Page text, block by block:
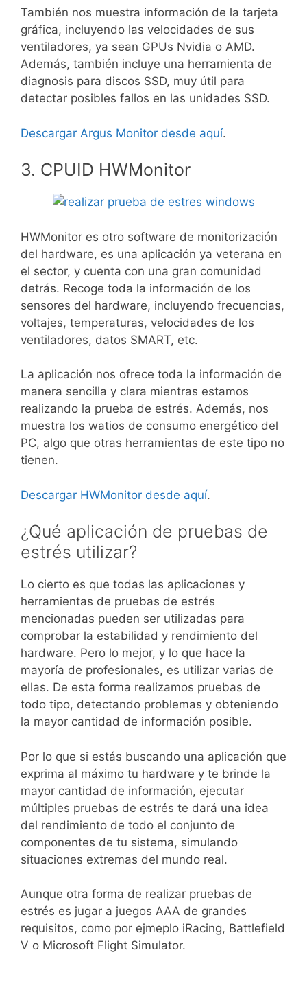
También nos muestra información de la tarjeta
gráfica, incluyendo las velocidades de sus
ventiladores, ya sean GPUs Nvidia o AMD.
Además, también incluye una herramienta de
diagnosis para discos SSD, muy útil para
detectar posibles fallos en las unidades SSD.
Descargar Argus Monitor desde aquí.
3. CPUID HWMonitor
HWMonitor es otro software de monitorización
del hardware, es una aplicación ya veterana en
el sector, y cuenta con una gran comunidad
detrás. Recoge toda la información de los
sensores del hardware, incluyendo frecuencias,
voltajes, temperaturas, velocidades de los
ventiladores, datos SMART, etc.
La aplicación nos ofrece toda la información de
manera sencilla y clara mientras estamos
realizando la prueba de estrés. Además, nos
muestra los watios de consumo energético del
PC, algo que otras herramientas de este tipo no
tienen.
Descargar HWMonitor desde aquí.
¿Qué aplicación de pruebas de
estrés utilizar?
Lo cierto es que todas las aplicaciones y
herramientas de pruebas de estrés
mencionadas pueden ser utilizadas para
comprobar la estabilidad y rendimiento del
hardware. Pero lo mejor, y lo que hace la
mayoría de profesionales, es utilizar varias de
ellas. De esta forma realizamos pruebas de
todo tipo, detectando problemas y obteniendo
la mayor cantidad de información posible.
Por lo que si estás buscando una aplicación que
exprima al máximo tu hardware y te brinde la
mayor cantidad de información, ejecutar
múltiples pruebas de estrés te dará una idea
del rendimiento de todo el conjunto de
componentes de tu sistema, simulando
situaciones extremas del mundo real.
Aunque otra forma de realizar pruebas de
estrés es jugar a juegos AAA de grandes
requisitos, como por ejmeplo iRacing, Battlefield
V o Microsoft Flight Simulator.